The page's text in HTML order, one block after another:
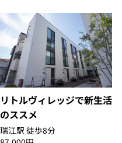
リトルヴィレッジで新生活
のススメ
瑞江駅 徒歩8分